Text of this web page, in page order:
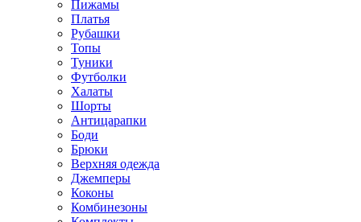
Пижамы
Платья
Рубашки
Топы
Туники
Футболки
Халаты
Шорты
Антицарапки
Боди
Брюки
Верхняя одежда
Джемперы
Коконы
Комбинезоны